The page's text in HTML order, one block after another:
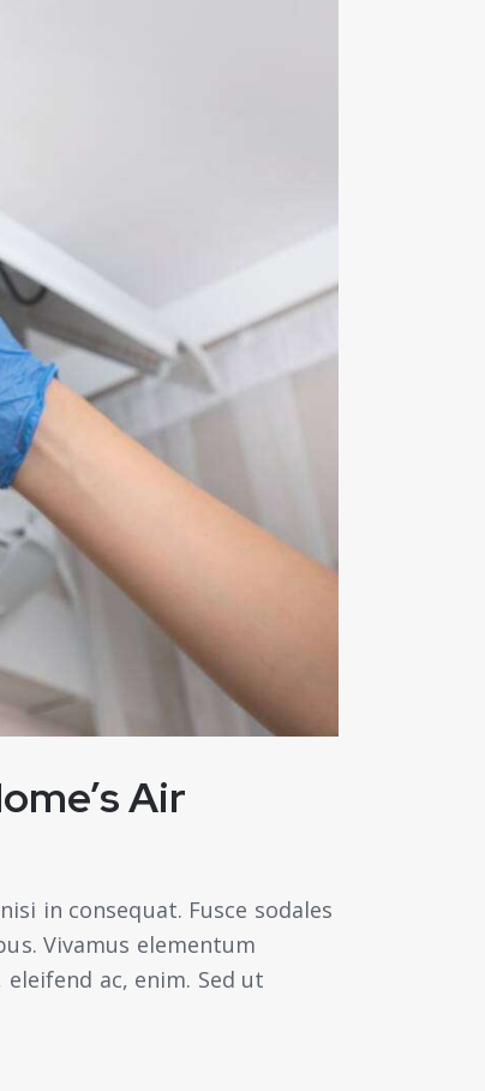
Air
in consequat. Fusce sodales
Vivamus elementum
ac, enim. Sed ut